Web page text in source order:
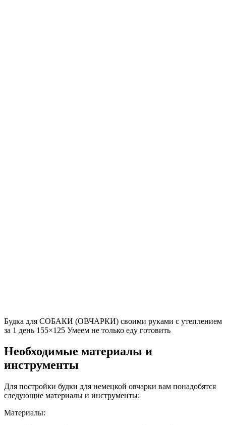
Будка для СОБАКИ (ОВЧАРКИ) своими руками с утеплением
за 1 день 155×125 Умеем не только еду готовить
Необходимые материалы и
инструменты
Для постройки будки для немецкой овчарки вам понадобятся
следующие материалы и инструменты:
Материалы: